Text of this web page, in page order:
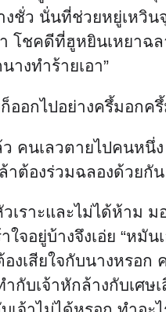
งชั่ว นั่นที่ช่วยหยู่เหวิน
โชคดีที่ฮูหยินเหยาฉ
างทำร้ายเอา”
ออกไปอย่างครึ้มอกค
คนเลวตายไปคนหนึ่ง
าต้องร่วมฉลองด้วยกัน
เราะและไม่ได้ห้าม ม
ใจอยู่บ้างจึงเอ่ย “หมัน
งเสียใจกับนางหรอก
กับเจ้าหักล้างกับเศษเ